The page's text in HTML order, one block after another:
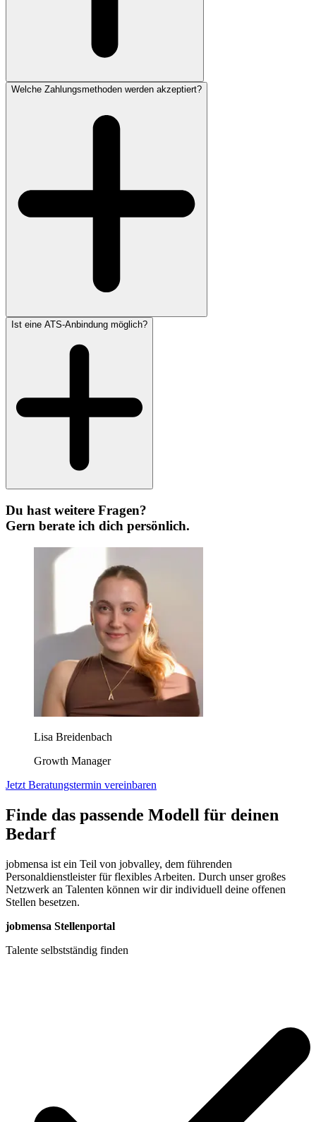
Welche Zahlungsmethoden werden akzeptiert?
Ist eine ATS-Anbindung möglich?
Du hast weitere Fragen?
Gern berate ich dich persönlich.
Lisa Breidenbach
Growth Manager
Jetzt Beratungstermin vereinbaren
Finde das passende Modell für deinen
Bedarf
jobmensa ist ein Teil von jobvalley, dem führenden
Personaldienstleister für flexibles Arbeiten. Durch unser großes
Netzwerk an Talenten können wir dir individuell deine offenen
Stellen besetzen.
jobmensa Stellenportal
Talente selbstständig finden